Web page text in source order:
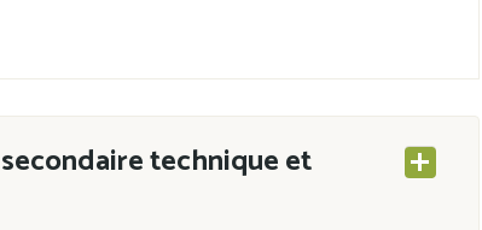
technique et